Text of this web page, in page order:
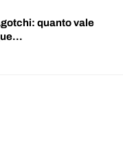
quanto vale